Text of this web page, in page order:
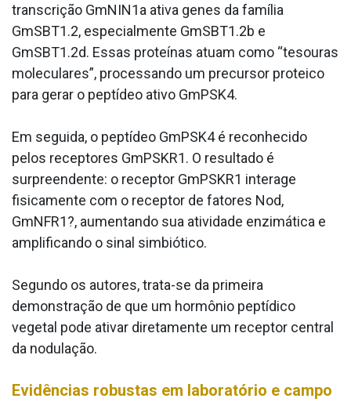
transcrição GmNIN1a ativa genes da família
GmSBT1.2, especialmente GmSBT1.2b e
GmSBT1.2d. Essas proteínas atuam como “tesouras
moleculares”, processando um precursor proteico
para gerar o peptídeo ativo GmPSK4.
Em seguida, o peptídeo GmPSK4 é reconhecido
pelos receptores GmPSKR1. O resultado é
surpreendente: o receptor GmPSKR1 interage
fisicamente com o receptor de fatores Nod,
GmNFR1?, aumentando sua atividade enzimática e
amplificando o sinal simbiótico.
Segundo os autores, trata-se da primeira
demonstração de que um hormônio peptídico
vegetal pode ativar diretamente um receptor central
da nodulação.
Evidências robustas em laboratório e campo